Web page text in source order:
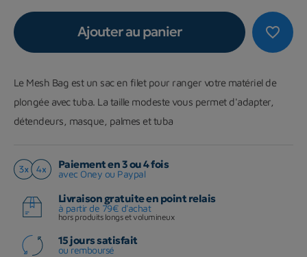
favorite_border
Ajouter au panier
Le Mesh Bag est un sac en filet pour ranger votre matériel de
plongée avec tuba. La taille modeste vous permet d'adapter,
détendeurs, masque, palmes et tuba
Paiement en 3 ou 4 fois
avec Oney ou Paypal
Livraison gratuite en point relais
à partir de 79€ d'achat
hors produits longs et volumineux
15 jours satisfait
ou remboursé